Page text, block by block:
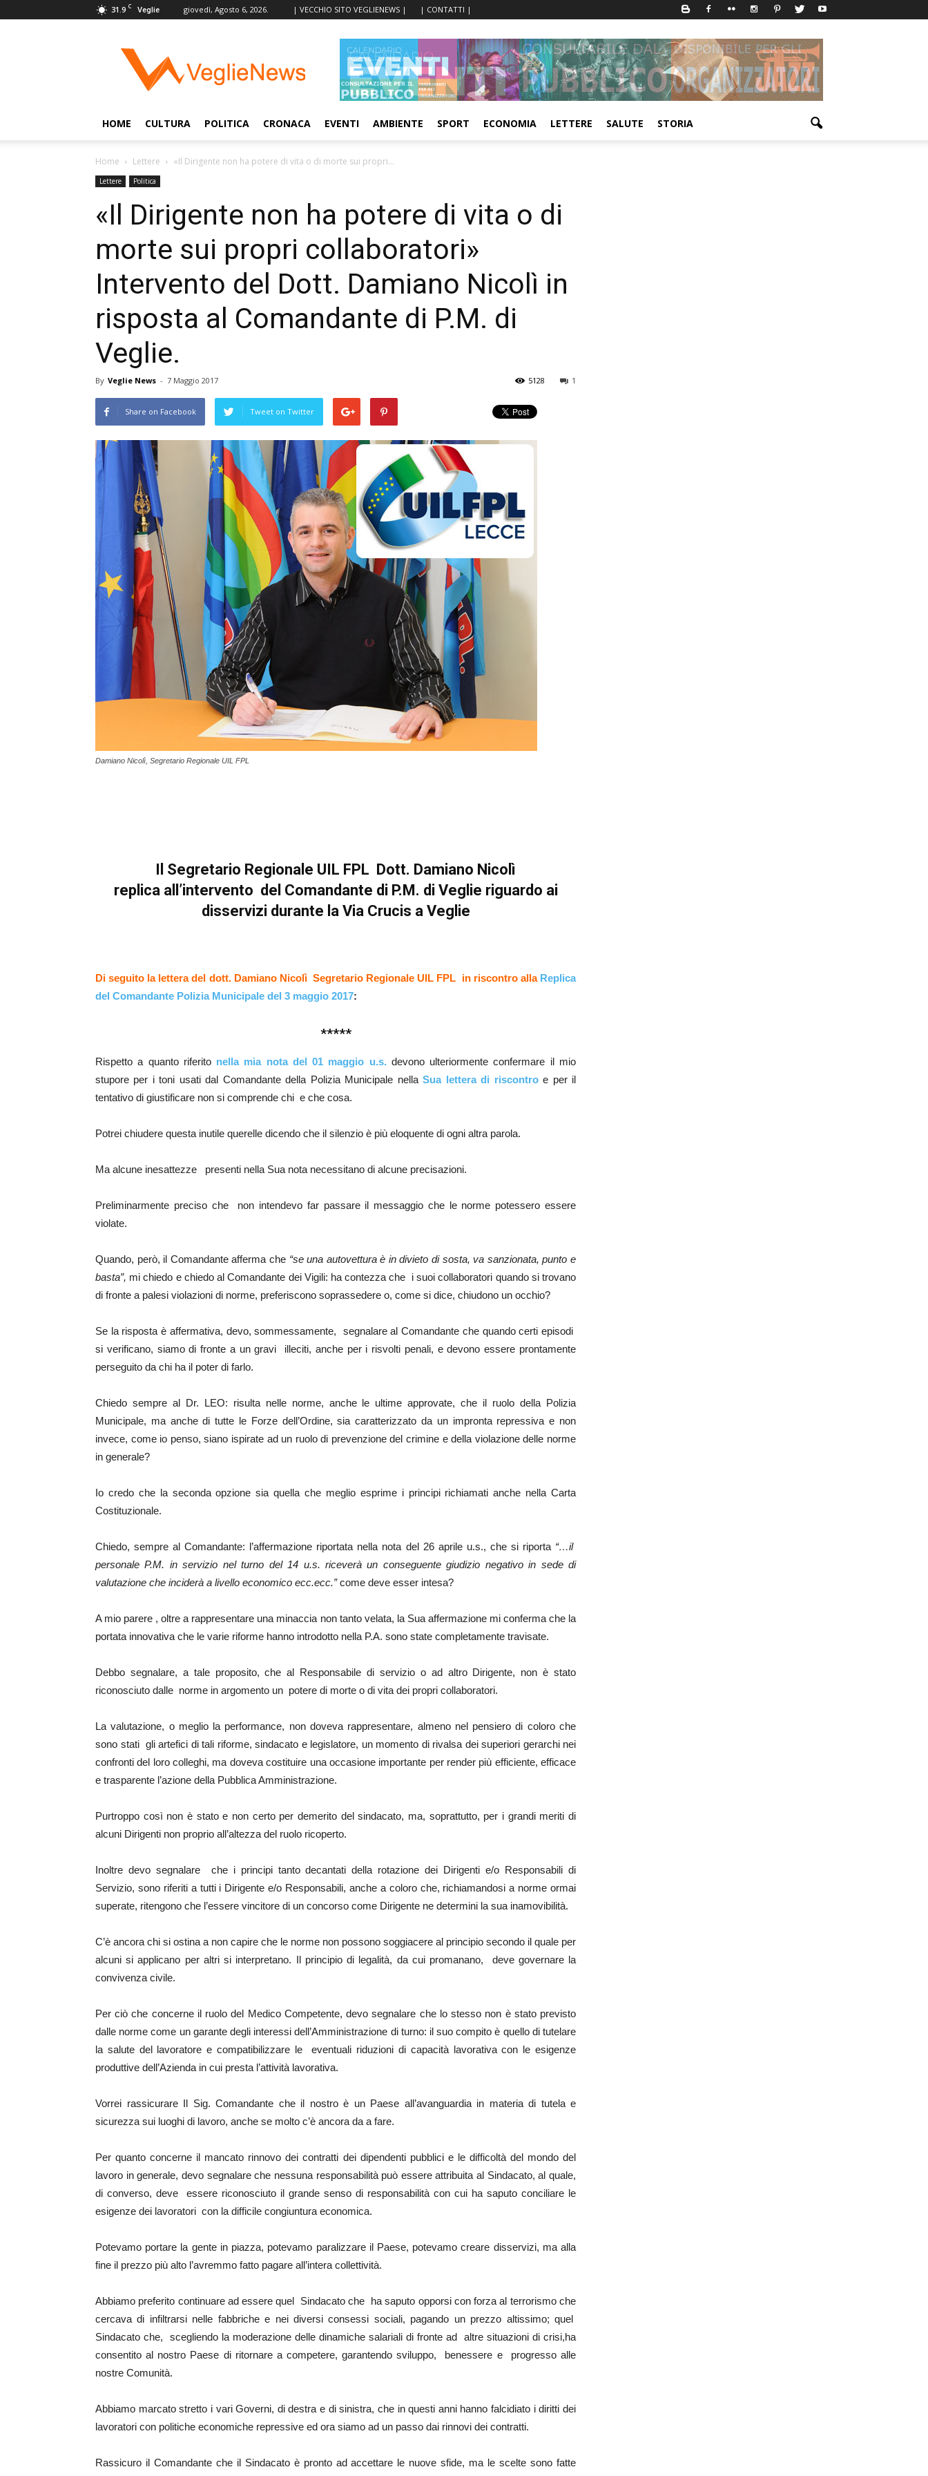
31.9 C Veglie giovedì, Agosto 6, 2026. | VECCHIO SITO VEGLIENEWS | | CONTATTI |
VeglieNews
Veglie
nel
HOME
CULTURA POLITICA CRONACA EVENTI AMBIENTE SPORT ECONOMIA LETTERE SALUTE STORIA
Home Lettere «Il Dirigente non ha potere di vita o di morte sui propri...
Lettere Politica
«Il Dirigente non ha potere di vita o di
morte sui propri collaboratori»
Intervento del Dott. Damiano Nicolì in
risposta al Comandante di P.M. di
Veglie.
By Veglie News - 7 Maggio 2017 1
5128
Share on Facebook Tweet on Twitter
Damiano Nicolì, Segretario Regionale UIL FPL
Il Segretario Regionale UIL FPL Dott. Damiano Nicolì
replica all’intervento del Comandante di P.M. di Veglie riguardo ai
disservizi durante la Via Crucis a Veglie
Di seguito la lettera del dott. Damiano Nicolì Segretario Regionale UIL FPL in riscontro alla Replica
del Comandante Polizia Municipale del 3 maggio 2017:
*****
Rispetto a quanto riferito nella mia nota del 01 maggio u.s.devono ulteriormente confermare il mio
stupore per i toni usati dal Comandante della Polizia Municipale nellaSua lettera di riscontroe per il
tentativo di giustificare non si comprende chi e che cosa.
Potrei chiudere questa inutile querelle dicendo che il silenzio è più eloquente di ogni altra parola.
Ma alcune inesattezze presenti nella Sua nota necessitano di alcune precisazioni.
Preliminarmente preciso che non intendevo far passare il messaggio che le norme potessero essere
violate.
Quando, però, il Comandante afferma che“se una autovettura è in divieto di sosta, va sanzionata, punto e
basta”, mi chiedo e chiedo al Comandante dei Vigili: ha contezza che i suoi collaboratori quando si trovano
di fronte a palesi violazioni di norme, preferiscono soprassedere o, come si dice, chiudono un occhio?
Se la risposta è affermativa, devo, sommessamente, segnalare al Comandante che quando certi episodi
si verificano, siamo di fronte a un gravi illeciti, anche per i risvolti penali, e devono essere prontamente
perseguito da chi ha il poter di farlo.
Chiedo sempre al Dr. LEO: risulta nelle norme, anche le ultime approvate, che il ruolo della Polizia
Municipale, ma anche di tutte le Forze dell’Ordine, sia caratterizzato da un impronta repressiva e non
invece, come io penso, siano ispirate ad un ruolo di prevenzione del crimine e della violazione delle norme
in generale?
Io credo che la seconda opzione sia quella che meglio esprime i principi richiamati anche nella Carta
Costituzionale.
Chiedo, sempre al Comandante: l’affermazione riportata nella nota del 26 aprile u.s., che si riporta “…il
personale P.M. in servizio nel turno del 14 u.s. riceverà un conseguente giudizio negativo in sede di
valutazione che inciderà a livello economico ecc.ecc.”come deve esser intesa?
A mio parere , oltre a rappresentare una minaccia non tanto velata, la Sua affermazione mi conferma che la
portata innovativa che le varie riforme hanno introdotto nella P.A. sono state completamente travisate.
Debbo segnalare, a tale proposito, che al Responsabile di servizio o ad altro Dirigente, non è stato
riconosciuto dalle norme in argomento un potere di morte o di vita dei propri collaboratori.
La valutazione, o meglio la performance, non doveva rappresentare, almeno nel pensiero di coloro che
sono stati gli artefici di tali riforme, sindacato e legislatore, un momento di rivalsa dei superiori gerarchi nei
confronti del loro colleghi, ma doveva costituire una occasione importante per render più efficiente, efficace
e trasparente l’azione della Pubblica Amministrazione.
Purtroppo così non è stato e non certo per demerito del sindacato, ma, soprattutto, per i grandi meriti di
alcuni Dirigenti non proprio all’altezza del ruolo ricoperto.
Inoltre devo segnalare che i principi tanto decantati della rotazione dei Dirigenti e/o Responsabili di
Servizio, sono riferiti a tutti i Dirigente e/o Responsabili, anche a coloro che, richiamandosi a norme ormai
superate, ritengono che l’essere vincitore di un concorso come Dirigente ne determini la sua inamovibilità.
C’è ancora chi si ostina a non capire che le norme non possono soggiacere al principio secondo il quale per
alcuni si applicano per altri si interpretano. Il principio di legalità, da cui promanano, deve governare la
convivenza civile.
Per ciò che concerne il ruolo del Medico Competente, devo segnalare che lo stesso non è stato previsto
dalle norme come un garante degli interessi dell’Amministrazione di turno: il suo compito è quello di tutelare
la salute del lavoratore e compatibilizzare le eventuali riduzioni di capacità lavorativa con le esigenze
produttive dell’Azienda in cui presta l’attività lavorativa.
Vorrei rassicurare Il Sig. Comandante che il nostro è un Paese all’avanguardia in materia di tutela e
sicurezza sui luoghi di lavoro, anche se molto c’è ancora da a fare.
Per quanto concerne il mancato rinnovo dei contratti dei dipendenti pubblici e le difficoltà del mondo del
lavoro in generale, devo segnalare che nessuna responsabilità può essere attribuita al Sindacato, al quale,
di converso, deve essere riconosciuto il grande senso di responsabilità con cui ha saputo conciliare le
esigenze dei lavoratori con la difficile congiuntura economica.
Potevamo portare la gente in piazza, potevamo paralizzare il Paese, potevamo creare disservizi, ma alla
fine il prezzo più alto l’avremmo fatto pagare all’intera collettività.
Abbiamo preferito continuare ad essere quel Sindacato che ha saputo opporsi con forza al terrorismo che
cercava di infiltrarsi nelle fabbriche e nei diversi consessi sociali, pagando un prezzo altissimo; quel
Sindacato che, scegliendo la moderazione delle dinamiche salariali di fronte ad altre situazioni di crisi,ha
consentito al nostro Paese di ritornare a competere, garantendo sviluppo, benessere e progresso alle
nostre Comunità.
Abbiamo marcato stretto i vari Governi, di destra e di sinistra, che in questi anni hanno falcidiato i diritti dei
lavoratori con politiche economiche repressive ed ora siamo ad un passo dai rinnovi dei contratti.
Rassicuro il Comandante che il Sindacato è pronto ad accettare le nuove sfide, ma le scelte sono fatte